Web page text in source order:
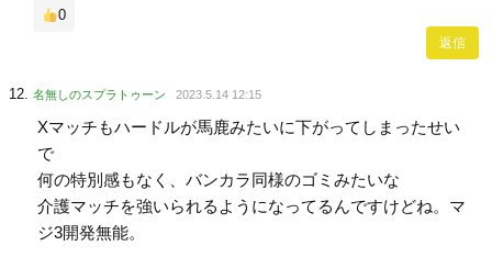
0
返信
名無しのスプラトゥーン 2023.5.14 12:15
Xマッチもハードルが馬鹿みたいに下がってしまったせい
で
何の特別感もなく、バンカラ同様のゴミみたいな
介護マッチを強いられるようになってるんですけどね。マ
ジ3開発無能。